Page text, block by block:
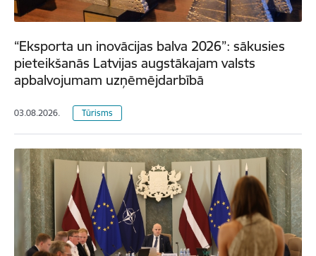
“Eksporta un inovācijas balva 2026”: sākusies
pieteikšanās Latvijas augstākajam valsts
apbalvojumam uzņēmējdarbībā
03.08.2026. Tūrisms